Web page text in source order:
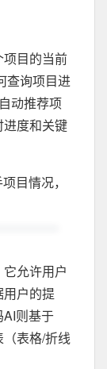
目的当前
查询项目进
动推荐项
度和关键
目情况，
允许用户
户的提
则基于
表格/折线